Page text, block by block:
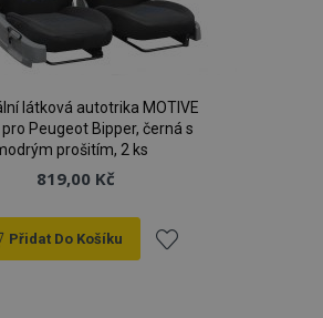
látková autotrika MOTIVE
Peugeot Bipper, černá s
prošitím, 2 ks
819,00 Kč
Přidat Do Košíku